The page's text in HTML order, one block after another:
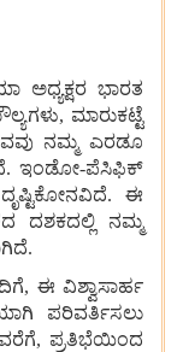
ಅಧ್ಯಕ್ಷರ ಭಾರತ
ಮಾರುಕಟ್ಟೆ
ನಮ್ಮ ಎರಡೂ
ಇಂಡೋ-ಪೆಸಿಫಿಕ್
ಈ
ದಶಕದಲ್ಲಿ
ನಮ್ಮ
ಈ ವಿಶ್ವಾಸಾರ್ಹ
ಪರಿವರ್ತಿಸಲು
ಪ್ರತಿಭೆಯಿಂದ